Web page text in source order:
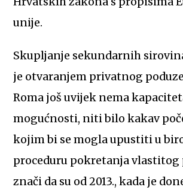
unije.
Skupljanje sekundarnih
je otvaranjem privatnog
Roma još uvijek nema
mogućnosti, niti bilo kakav
kojim bi se mogla upustiti u
proceduru pokretanja vlastitog
znači da su od 2013., kada je